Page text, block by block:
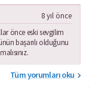
8 yıl önce
önce eski sevgilim
başarılı olduğunu
Tüm yorumları oku